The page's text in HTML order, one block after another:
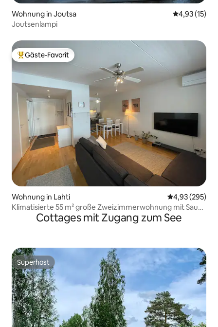
Wohnung in Joutsa
4,93 (15)
Joutsenlampi
Beliebter Gäste-Favorit.
Gäste-Favorit
Wohnung in Lahti
4,93 (295)
Klimatisierte 55 m² große Zweizimmerwohnung mit Sauna
im Hafen von Lahti
Cottages mit Zugang zum See
Superhost
Superhost